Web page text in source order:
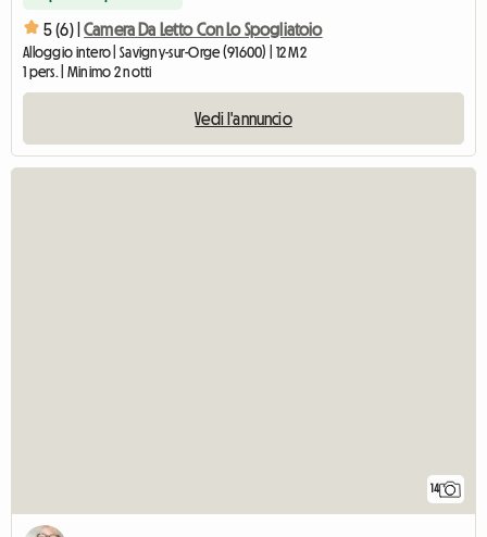
5 (6) | Camera Da Letto Con Lo Spogliatoio
Alloggio intero | Savigny-sur-Orge (91600) | 12 M2
1 pers. | Minimo 2 notti
Vedi l'annuncio
14